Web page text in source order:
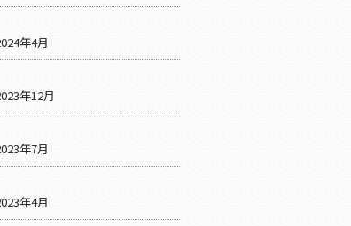
年4月
年12月
年7月
年4月